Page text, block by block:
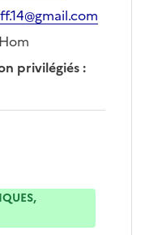
privilégiés: